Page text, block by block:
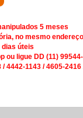
5 meses
no mesmo endereço
dias úteis
ou ligue DD (11)
4442-1143 / 4605-2416